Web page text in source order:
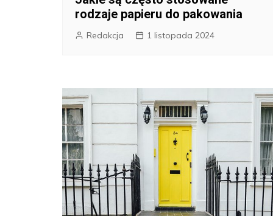
rodzaje papieru do pakowania
Redakcja 1 listopada 2024